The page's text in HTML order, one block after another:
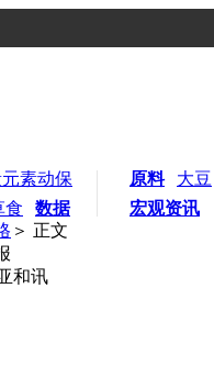
素动保
食 数据
原料 大豆
宏观资讯
＞ 正文
和讯